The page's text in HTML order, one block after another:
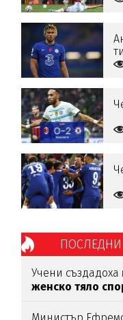
ПОСЛЕДНИ
Учени създадоха
женско тяло